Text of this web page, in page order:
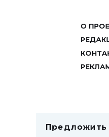
О
Предложить